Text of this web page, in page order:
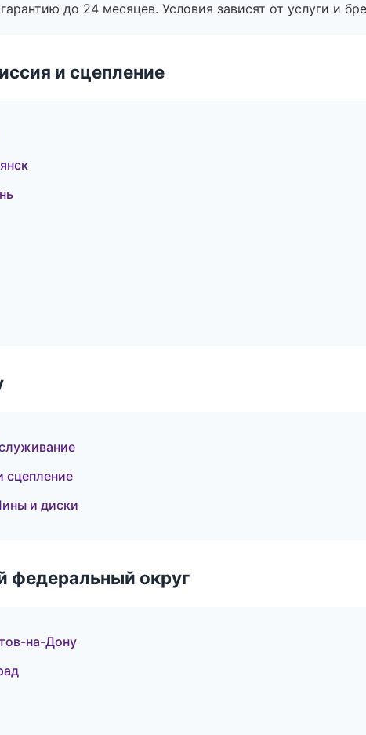
до 24 месяцев. Условия зависят от услуги и
и сцепление
сцепление
и диски
федеральный округ
на-Дону